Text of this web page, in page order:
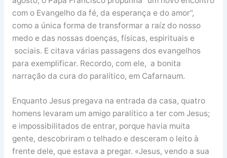
com o Evangelho da fé, da esperança e do amor”,
como a única forma de transformar a raíz do nosso
medo e das nossas doenças, físicas, espirituais e
sociais. E citava várias passagens dos evangelhos
para exemplificar. Recordo, com ele, a bonita
narração da cura do paralítico, em Cafarnaum.
Enquanto Jesus pregava na entrada da casa, quatro
homens levaram um amigo paralítico a ter com Jesus;
e impossibilitados de entrar, porque havia muita
gente, descobriram o telhado e desceram o leito à
frente dele, que estava a pregar. «Jesus, vendo a sua